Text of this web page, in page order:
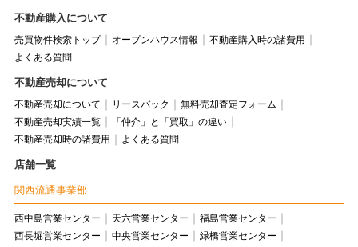
不動産購入について
売買物件検索トップ オープンハウス情報
不動産購入時の諸費用
よくある質問
不動産売却について
不動産売却について リースバック
無料売却査定フォーム
不動産売却実績一覧
「仲介」と「買取」の違い
不動産売却時の諸費用
よくある質問
店舗一覧
関西流通事業部
西中島営業センター 天六営業センター
福島営業センター
西長堀営業センター
中央営業センター
緑橋営業センター